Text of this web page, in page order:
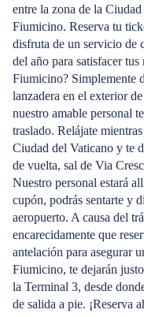
entre la zona de la
Fiumicino. Reserva tu
disfruta de un servicio de
del año para satisfacer
Fiumicino? Simplemente
lanzadera en el exterior
nuestro amable personal
traslado. Relájate
Ciudad del Vaticano y te
de vuelta, sal de Via
Nuestro personal estará
cupón, podrás sentarte y
aeropuerto. A causa del
encarecidamente que
antelación para asegurar
Fiumicino, te dejarán
la Terminal 3, desde
de salida a pie. ¡Reserva